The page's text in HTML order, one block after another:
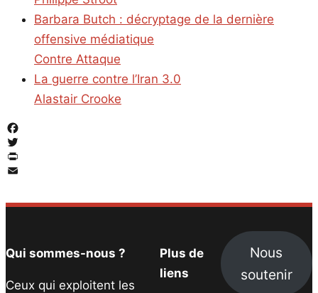
Barbara Butch : décryptage de la dernière
offensive médiatique
Contre Attaque
La guerre contre l’Iran 3.0
Alastair Crooke
Facebook
Twitter
PrintFriendly
Qui sommes-nous ?
Ceux qui exploitent les
Plus de
liens
Nous
soutenir